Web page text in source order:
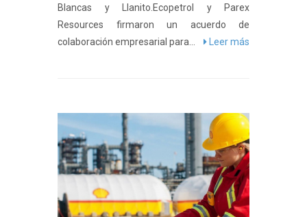
Blancas y Llanito.Ecopetrol y Parex
Resources firmaron un acuerdo de
colaboración empresarial para...
Leer más